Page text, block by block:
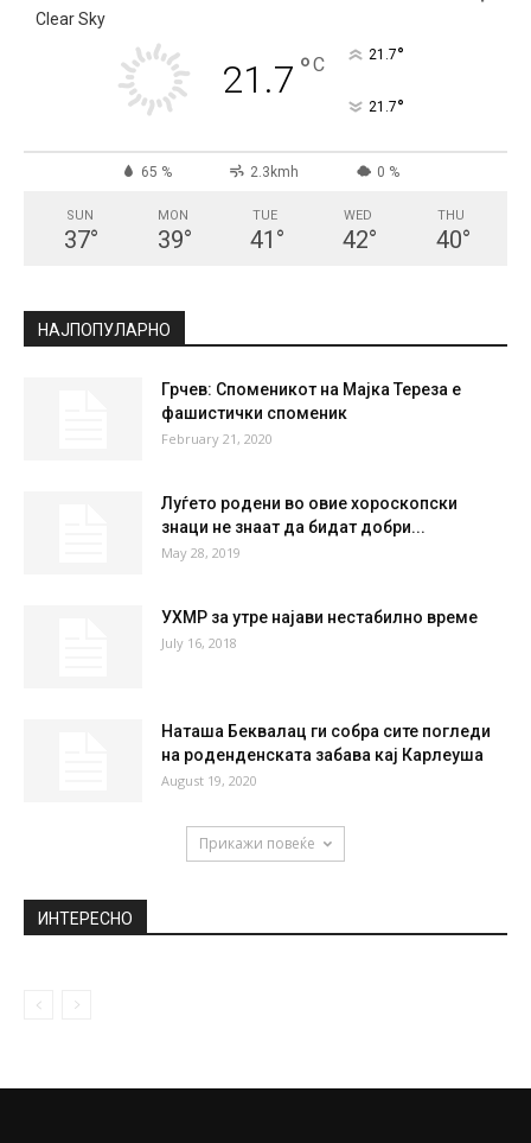
Clear Sky
21.7 °C 21.7°
21.7°
65 % 2.3kmh 0 %
SUN
37°
MON
39°
TUE
41 °
WED
42°
THU
40°
НАЈПОПУЛАРНО
Грчев: Споменикот на Мајка Тереза е
фашистички споменик
February 21, 2020
Луѓето родени во овие хороскопски
знаци не знаат да бидат добри...
May 28, 2019
УХМР за утре најави нестабилно време
July 16, 2018
Наташа Беквалац ги собра сите погледи
на роденденската забава кај Карлеуша
August 19, 2020
Прикажи повеќе
ИНТЕРЕСНО